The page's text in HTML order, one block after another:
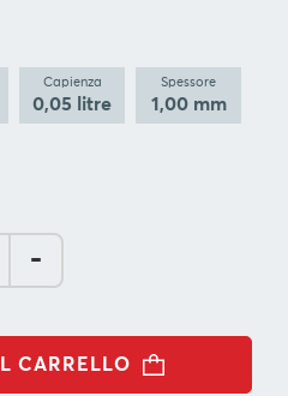
Capienza
0,05 litre
Spessore
1,00 mm
-
CARRELLO